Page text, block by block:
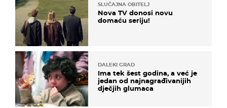
SLUČAJNA OBITELJ
Nova TV donosi novu
domaću seriju!
DALEKI GRAD
Ima tek šest godina, a već je
jedan od najnagrađivanijih
dječjih glumaca